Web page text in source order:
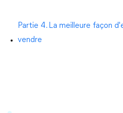
Partie 4. La meilleure façon
vendre